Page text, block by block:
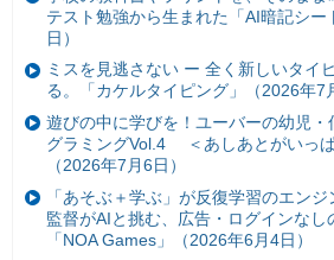
テスト勉強から生まれた「AI暗記シ
日）
ミスを見逃さない ー 全く新しいタイ
る。「カケルタイピング」（2026年7
遊びの中に学びを！ユーバーの幼児・
グラミングVol.4 ＜あしあとがいっ
（2026年7月6日）
「あそぶ＋学ぶ」が反復学習のエン
監督がAIと挑む、広告・ログインな
「NOA Games」（2026年6月4日）